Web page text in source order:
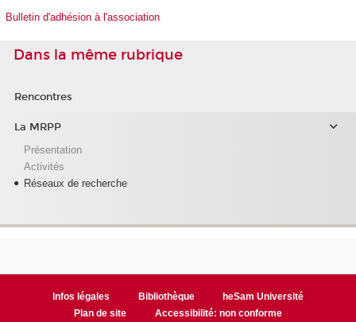
Bulletin d'adhésion à l'association
Dans la même rubrique
Rencontres
La MRPP
Présentation
Activités
Réseaux de recherche
Infos légales Bibliothèque
heSam Université
Plan de site
Accessibilité: non conforme